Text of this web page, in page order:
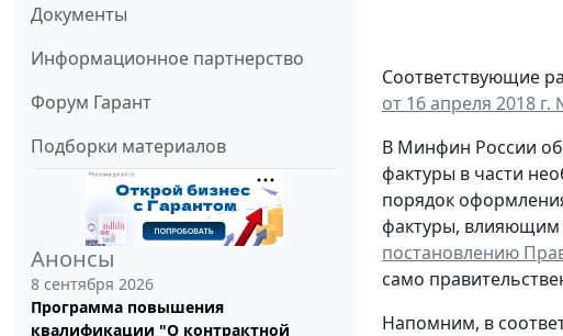
Документы
Информационное партнерство
Форум Гарант
Подборки материалов
Анонсы
8 сентября 2026
Программа повышения
квалификации "О контрактной
Соответствующие
от 16 апреля 2018
В Минфин России
фактуры в части
порядок
фактуры, влияющим
постановлению
само
Напомним, в